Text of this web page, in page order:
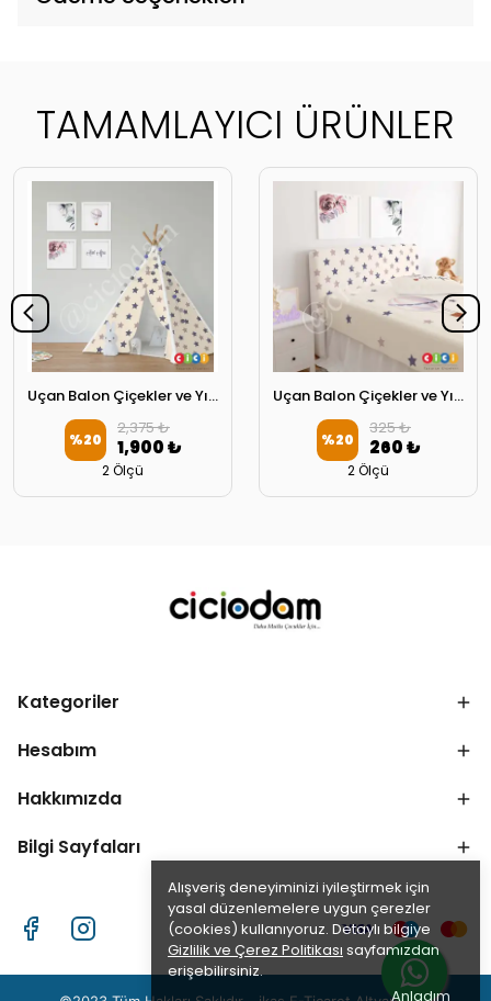
Alışveriş deneyiminizi iyileştirmek için
yasal düzenlemelere uygun çerezler
(cookies) kullanıyoruz. Detaylı bilgiye
Gizlilik ve Çerez Politikası sayfamızdan
erişebilirsiniz.
Anladım
TAMAMLAYICI ÜRÜNLER
Uçan Balon Çiçekler ve Yıldızlar Oyun Çadırı
%20
2,375 ₺
1,900 ₺
2 Ölçü
Uçan Balon Çiçekler ve Yıldızlar Başlık Kılıfı
%20
325 ₺
260 ₺
2 Ölçü
Kategoriler
Hesabım
Hakkımızda
Bilgi Sayfaları